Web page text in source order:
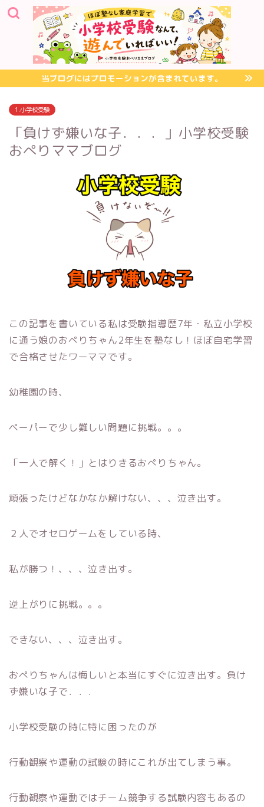
当ブログにはプロモーションが含まれています。
1.小学校受験
「負けず嫌いな子．．．」小学校受験
おぺりママブログ
この記事を書いている私は受験指導歴7年・私立小学校
に通う娘のおぺりちゃん2年生を塾なし！ほぼ自宅学習
で合格させたワーママです。
幼稚園の時、
ペーパーで少し難しい問題に挑戦。。。
「一人で解く！」とはりきるおぺりちゃん。
頑張ったけどなかなか解けない、、、泣き出す。
２人でオセロゲームをしている時、
私が勝つ！、、、泣き出す。
逆上がりに挑戦。。。
できない、、、泣き出す。
おぺりちゃんは悔しいと本当にすぐに泣き出す。負け
ず嫌いな子で．．．
小学校受験の時に特に困ったのが
行動観察や運動の試験の時にこれが出てしまう事。
行動観察や運動ではチーム競争する試験内容もあるの